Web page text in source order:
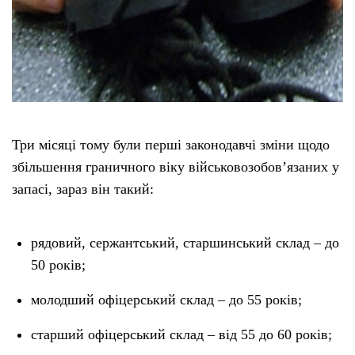
Три місяці тому були перші законодавчі зміни щодо
збільшення граничного віку військовозобов’язаних у
запасі, зараз він такий:
рядовий, сержантський, старшинський склад – до
50 років;
молодший офіцерський склад – до 55 років;
старший офіцерський склад – від 55 до 60 років;